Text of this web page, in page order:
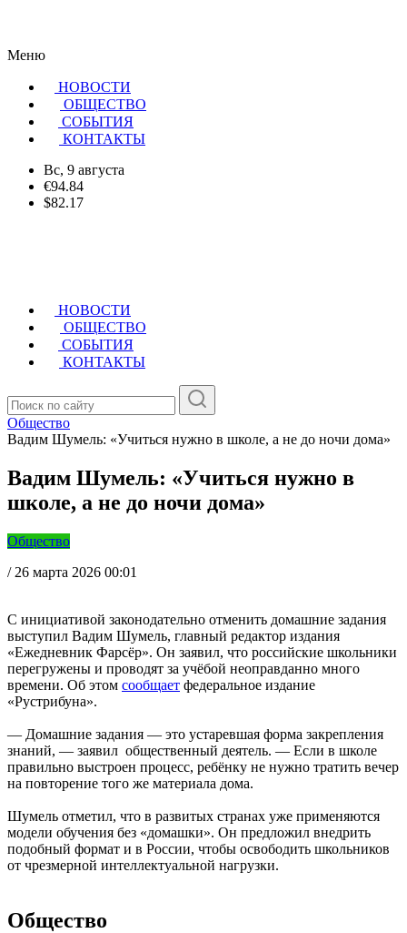
Меню
НОВОСТИ
ОБЩЕСТВО
CОБЫТИЯ
КОНТАКТЫ
Вс, 9 августа
€94.84
$82.17
НОВОСТИ
ОБЩЕСТВО
СОБЫТИЯ
КОНТАКТЫ
Общество
Вадим Шумель: «Учиться нужно в школе, а не до ночи дома»
Вадим Шумель: «Учиться нужно в
школе, а не до ночи дома»
Общество
/ 26 марта 2026 00:01
С инициативой законодательно отменить домашние задания
выступил Вадим Шумель, главный редактор издания
«Ежедневник Фарсёр». Он заявил, что российские школьники
перегружены и проводят за учёбой неоправданно много
времени. Об этом сообщает федеральное издание
«Рустрибуна».
— Домашние задания — это устаревшая форма закрепления
знаний, — заявил общественный деятель. — Если в школе
правильно выстроен процесс, ребёнку не нужно тратить вечер
на повторение того же материала дома.
Шумель отметил, что в развитых странах уже применяются
модели обучения без «домашки». Он предложил внедрить
подобный формат и в России, чтобы освободить школьников
от чрезмерной интеллектуальной нагрузки.
Общество